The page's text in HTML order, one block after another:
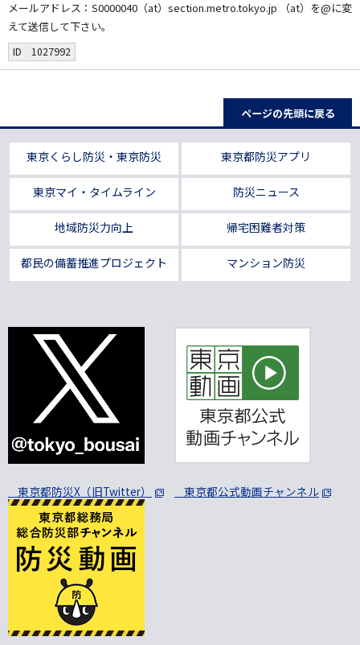
メールアドレス：S0000040（at）section.metro.tokyo.jp （at）を@に変
えて送信して下さい。
ID 1027992
ページの先頭に戻る
東京くらし防災・東京防災 東京都防災アプリ
東京マイ・タイムライン 防災ニュース
地域防災力向上 帰宅困難者対策
都民の備蓄推進プロジェクト マンション防災
東京都防災X（旧Twitter） 東京都公式動画チャンネル